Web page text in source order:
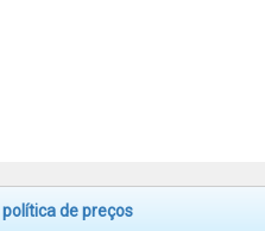
política de preços